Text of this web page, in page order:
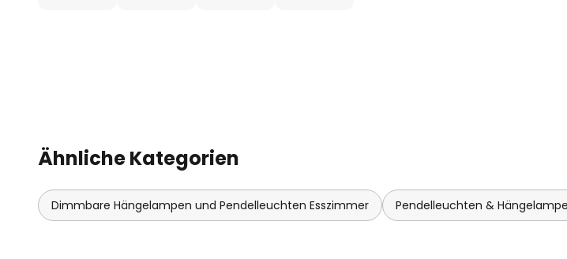
Ähnliche Kategorien
Dimmbare Hängelampen und Pendelleuchten Esszimmer Pendelleuchten &